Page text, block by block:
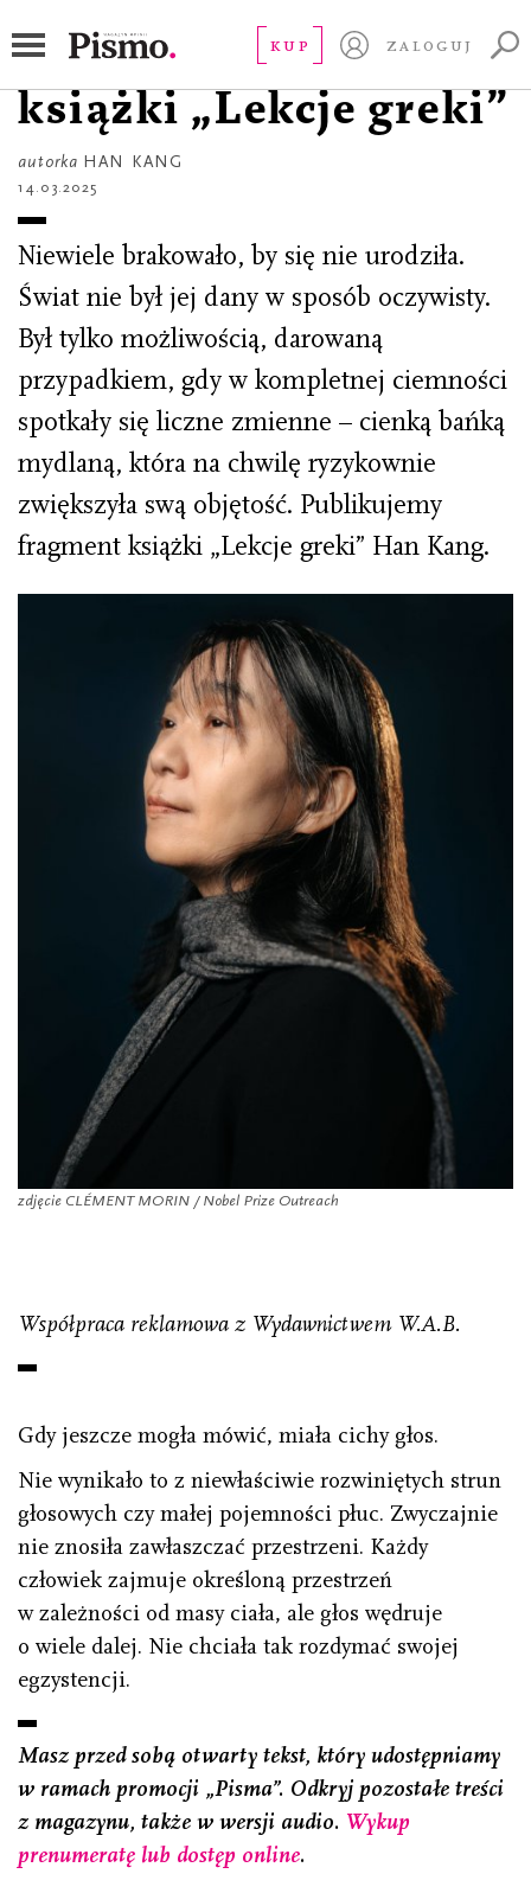
KUP ZALOGUJ
Oczy. Fragment
książki „Lekcje greki”
autorka HAN KANG
14.03.2025
Niewiele brakowało, by się nie urodziła.
Świat nie był jej dany w sposób oczywisty.
Był tylko możliwością, darowaną
przypadkiem, gdy w kompletnej ciemności
spotkały się liczne zmienne – cienką bańką
mydlaną, która na chwilę ryzykownie
zwiększyła swą objętość. Publikujemy
fragment książki „Lekcje greki” Han Kang.
zdjęcie CLÉMENT MORIN / Nobel Prize Outreach
Współpraca reklamowa z Wydawnictwem W.A.B.
Gdy jeszcze mogła mówić, miała cichy głos.
Nie wynikało to z niewłaściwie rozwiniętych strun
głosowych czy małej pojemności płuc. Zwyczajnie
nie znosiła zawłaszczać przestrzeni. Każdy
człowiek zajmuje określoną przestrzeń
w zależności od masy ciała, ale głos wędruje
o wiele dalej. Nie chciała tak rozdymać swojej
egzystencji.
Masz przed sobą otwarty tekst, który udostępniamy
w ramach promocji „Pisma”. Odkryj pozostałe treści
z magazynu, także w wersji audio. Wykup
prenumeratę lub dostęp online.